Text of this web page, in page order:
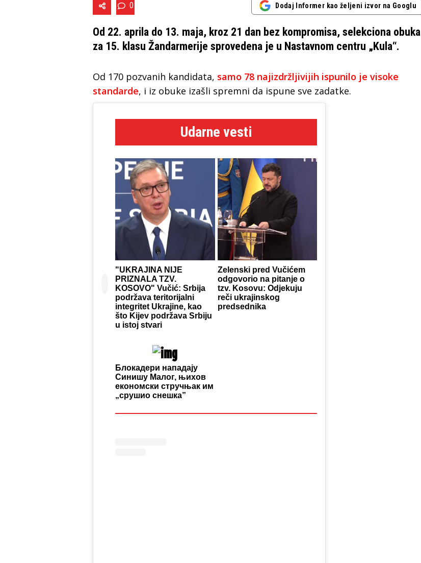
0 Dodaj Informer kao željeni izvor na Googlu
Od 22. aprila do 13. maja, kroz 21 dan bez kompromisa, selekciona obuka
za 15. klasu Žandarmerije sprovedena je u Nastavnom centru „Kula“.
Od 170 pozvanih kandidata, samo 78 najizdržljivijih ispunilo je visoke
standarde, i iz obuke izašli spremni da ispune sve zadatke.
Udarne vesti
"UKRAJINA NIJE
PRIZNALA TZV.
KOSOVO" Vučić: Srbija
podržava teritorijalni
integritet Ukrajine, kao
što Kijev podržava Srbiju
u istoj stvari
Zelenski pred Vučićem
odgovorio na pitanje o
tzv. Kosovu: Odjekuju
reči ukrajinskog
predsednika
Блокадери нападају
Синишу Малог, њихов
економски стручњак им
„срушио снешка”